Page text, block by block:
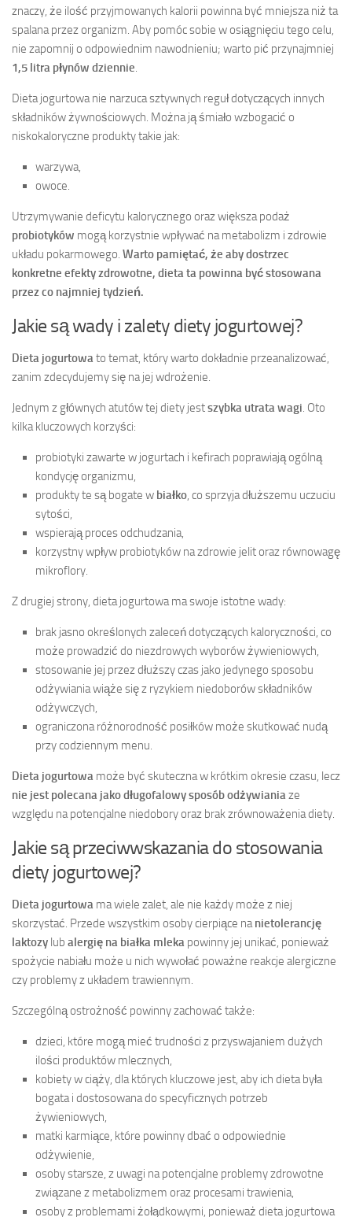
znaczy, że ilość przyjmowanych kalorii powinna być mniejsza niż ta
spalana przez organizm. Aby pomóc sobie w osiągnięciu tego celu,
nie zapomnij o odpowiednim nawodnieniu; warto pić przynajmniej
1,5 litra płynów dziennie
Dieta jogurtowa nie narzuca sztywnych reguł dotyczących innych
składników żywnościowych. Można ją śmiało wzbogacić o
niskokaloryczne produkty takie jak:
warzywa,
owoce.
Utrzymywanie deficytu kalorycznego oraz większa podaż
probiotyków mogą korzystnie wpływać na metabolizm i zdrowie
układu pokarmowego. Warto pamiętać, że aby dostrzec
konkretne efekty zdrowotne, dieta ta powinna być stosowana
przez co najmniej tydzień.
Jakie są wady i zalety diety jogurtowej?
Dieta jogurtowa to temat, który warto dokładnie przeanalizować,
zanim zdecydujemy się na jej wdrożenie.
Jednym z głównych atutów tej diety jestszybka utrata wagi . Oto
kilka kluczowych korzyści:
probiotyki zawarte w jogurtach i kefirach poprawiają ogólną
kondycję organizmu,
produkty te są bogate w białko , co sprzyja dłuższemu uczuciu
sytości,
wspierają proces odchudzania,
korzystny wpływ probiotyków na zdrowie jelit oraz równowagę
mikroflory.
Z drugiej strony, dieta jogurtowa ma swoje istotne wady:
brak jasno określonych zaleceń dotyczących kaloryczności, co
może prowadzić do niezdrowych wyborów żywieniowych,
stosowanie jej przez dłuższy czas jako jedynego sposobu
odżywiania wiąże się z ryzykiem niedoborów składników
odżywczych,
ograniczona różnorodność posiłków może skutkować nudą
przy codziennym menu.
Dieta jogurtowa może być skuteczna w krótkim okresie czasu, lecz
nie jest polecana jako długofalowy sposób odżywiania ze
względu na potencjalne niedobory oraz brak zrównoważenia diety.
Jakie są przeciwwskazania do stosowania
diety jogurtowej?
Dieta jogurtowa ma wiele zalet, ale nie każdy może z niej
skorzystać. Przede wszystkim osoby cierpiące na nietolerancję
laktozy lub alergię na białka mleka powinny jej unikać, ponieważ
spożycie nabiału może u nich wywołać poważne reakcje alergiczne
czy problemy z układem trawiennym.
Szczególną ostrożność powinny zachować także:
dzieci, które mogą mieć trudności z przyswajaniem dużych
ilości produktów mlecznych,
kobiety w ciąży, dla których kluczowe jest, aby ich dieta była
bogata i dostosowana do specyficznych potrzeb
żywieniowych,
matki karmiące, które powinny dbać o odpowiednie
odżywienie,
osoby starsze, z uwagi na potencjalne problemy zdrowotne
związane z metabolizmem oraz procesami trawienia,
osoby z problemami żołądkowymi, ponieważ dieta jogurtowa